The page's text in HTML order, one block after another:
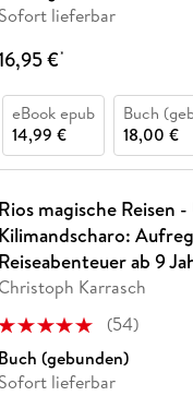
Sofort lieferbar
€*
eBook epub
14,99 €
Buch
18,00 €
Rios magische Reisen
Kilimandscharo:
Reiseabenteuer ab 9
Christoph Karrasch
(54)
Buch (gebunden)
Sofort lieferbar